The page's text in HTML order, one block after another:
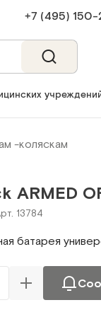
+7 (495)
-коляскам
ARMED
13784
батарея